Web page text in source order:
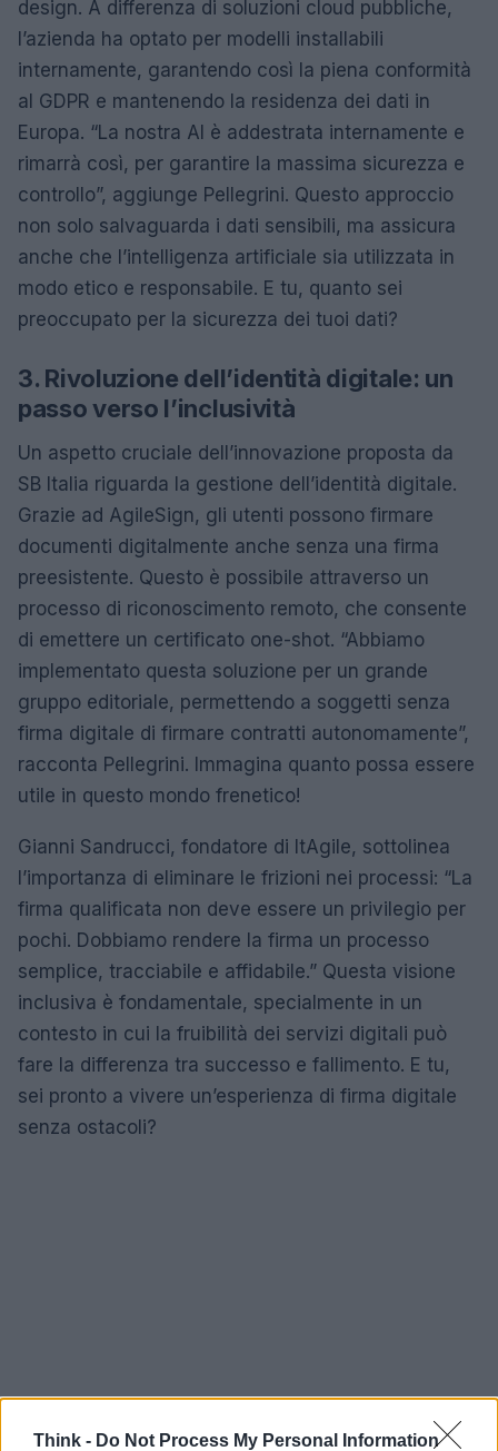
Think - Do Not Process My Personal Information
design. A differenza di soluzioni cloud pubbliche,
l’azienda ha optato per modelli installabili
internamente, garantendo così la piena conformità
al GDPR e mantenendo la residenza dei dati in
Europa. “La nostra AI è addestrata internamente e
rimarrà così, per garantire la massima sicurezza e
controllo”, aggiunge Pellegrini. Questo approccio
non solo salvaguarda i dati sensibili, ma assicura
anche che l’intelligenza artificiale sia utilizzata in
modo etico e responsabile. E tu, quanto sei
preoccupato per la sicurezza dei tuoi dati?
3. Rivoluzione dell’identità digitale: un
passo verso l’inclusività
Un aspetto cruciale dell’innovazione proposta da
SB Italia riguarda la gestione dell’identità digitale.
Grazie ad AgileSign, gli utenti possono firmare
documenti digitalmente anche senza una firma
preesistente. Questo è possibile attraverso un
processo di riconoscimento remoto, che consente
di emettere un certificato one-shot. “Abbiamo
implementato questa soluzione per un grande
gruppo editoriale, permettendo a soggetti senza
firma digitale di firmare contratti autonomamente”,
racconta Pellegrini. Immagina quanto possa essere
utile in questo mondo frenetico!
Gianni Sandrucci, fondatore di ItAgile, sottolinea
l’importanza di eliminare le frizioni nei processi: “La
firma qualificata non deve essere un privilegio per
pochi. Dobbiamo rendere la firma un processo
semplice, tracciabile e affidabile.” Questa visione
inclusiva è fondamentale, specialmente in un
contesto in cui la fruibilità dei servizi digitali può
fare la differenza tra successo e fallimento. E tu,
sei pronto a vivere un’esperienza di firma digitale
senza ostacoli?